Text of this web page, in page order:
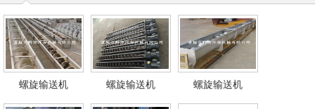
螺旋输送机 螺旋输送机 螺旋输送机